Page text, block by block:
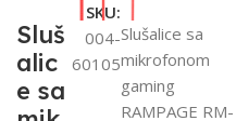
Sluš
alic
e sa
SKU:
004-
60105
Slušalice sa
mikrofonom
gaming
RAMPAGE RM-